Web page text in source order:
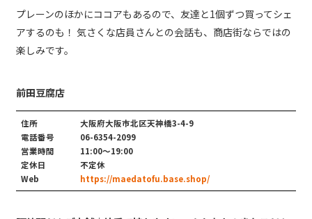
プレーンのほかにココアもあるので、友達と1個ずつ買ってシェ
アするのも！ 気さくな店員さんとの会話も、商店街ならではの
楽しみです。
前田豆腐店
住所
大阪府大阪市北区天神橋3-4-9
電話番号
06-6354-2099
営業時間
11:00～19:00
定休日
不定休
Web
https://maedatofu.base.shop/